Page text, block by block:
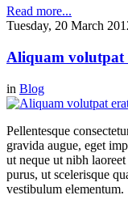
Read more...
Tuesday, 20 March
Aliquam volutpat
in Blog
Pellentesque
gravida augue, eget
ut neque ut nibh
purus, ut scelerisque
vestibulum elementum.